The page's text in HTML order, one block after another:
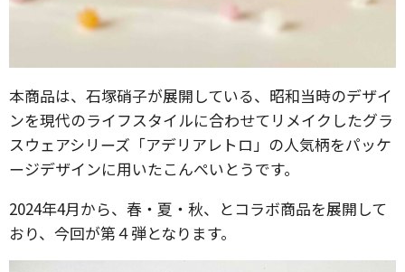
本商品は、石塚硝子が展開している、昭和当時のデザイ
ンを現代のライフスタイルに合わせてリメイクしたグラ
スウェアシリーズ「アデリアレトロ」の人気柄をパッケ
ージデザインに用いたこんぺいとうです。
2024年4月から、春・夏・秋、とコラボ商品を展開して
おり、今回が第４弾となります。